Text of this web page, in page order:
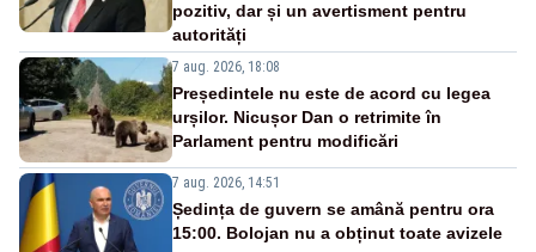
pozitiv, dar și un avertisment pentru
autorități
7 aug. 2026, 18:08
Președintele nu este de acord cu legea
urșilor. Nicușor Dan o retrimite în
Parlament pentru modificări
7 aug. 2026, 14:51
Ședința de guvern se amână pentru ora
15:00. Bolojan nu a obținut toate avizele